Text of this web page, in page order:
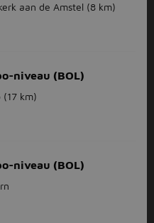
aan de Amstel (8 km)
niveau (BOL)
(17 km)
niveau (BOL)